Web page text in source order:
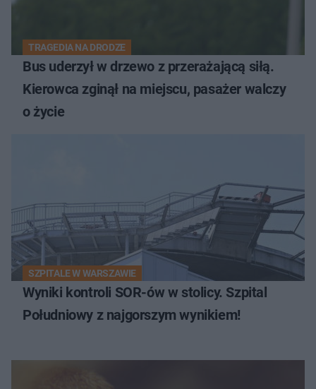
TRAGEDIA NA DRODZE
Bus uderzył w drzewo z przerażającą siłą.
Kierowca zginął na miejscu, pasażer walczy
o życie
SZPITALE W WARSZAWIE
Wyniki kontroli SOR-ów w stolicy. Szpital
Południowy z najgorszym wynikiem!